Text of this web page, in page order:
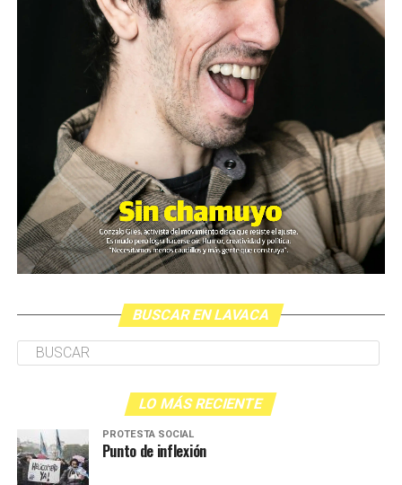
BUSCAR EN LAVACA
LO MÁS RECIENTE
PROTESTA SOCIAL
Punto de inflexión